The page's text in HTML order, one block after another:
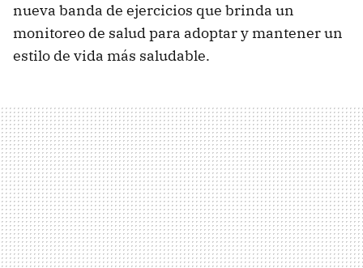
nueva banda de ejercicios que brinda un
monitoreo de salud para adoptar y mantener un
estilo de vida más saludable.